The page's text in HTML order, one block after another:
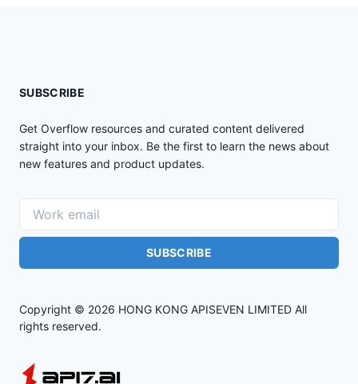
SUBSCRIBE
Get Overflow resources and curated content delivered
straight into your inbox. Be the first to learn the news about
new features and product updates.
SUBSCRIBE
Copyright © 2026 HONG KONG APISEVEN LIMITED All
rights reserved.